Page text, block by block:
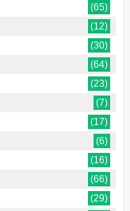
(65)
(12)
(30)
(64)
(23)
(7)
(17)
(6)
(16)
(66)
(29)